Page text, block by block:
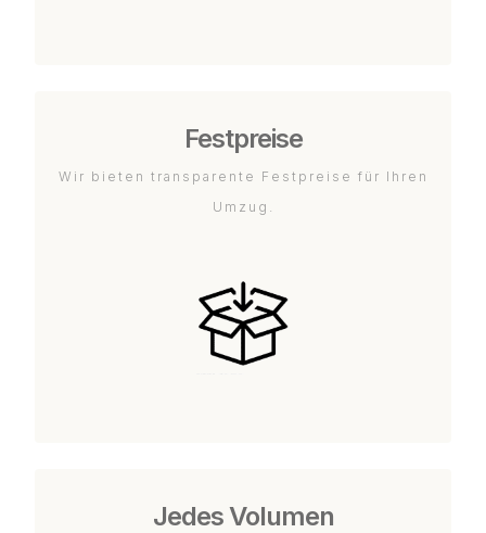
Festpreise
Wir bieten transparente Festpreise für Ihren
Umzug.
Jedes Volumen